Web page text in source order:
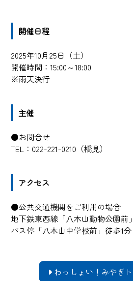
開催日程
2025年10月25日（土）
開催時間：15:00～18:00
※雨天決行
主催
●お問合せ
TEL：022-221-0210（橋見）
アクセス
●公共交通機関をご利用の場合
地下鉄東西線「八木山動物公園前
バス停「八木山中学校前」徒歩1分
わっしょい！みやぎ